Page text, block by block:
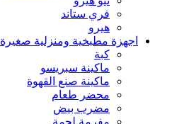
فري ستاند
هيرو
اجهزة مطبخية ومنزلية صغيرة
كبة
ماكينة سبريسو
ماكينة صنع القهوة
محضر طعام
مضرب بيض
مفرمة لحمة